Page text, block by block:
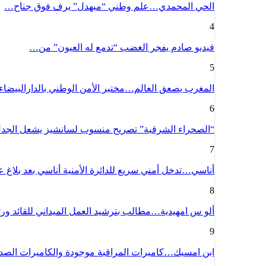
الحي المحمدي…علم وطني “مبهدل” يرف فوق جناح…
4
فيديو صادم يفجر الغضب “تدمع له العيون” من…
5
المغرب يصعق العالم…مختبر الأمن الوطني
6
“الصحراء الشرقية” تصريح منسوب لسانشيز يشعل
7
أناسي…تدخل أمني سريع للدائرة الأمنية أناسي بعد
8
ألو س امهيدية…مطالب بترشيد العمل الميداني للقائد
9
ابن امسيك…كاميرات المراقبة موجودة والكاميرات